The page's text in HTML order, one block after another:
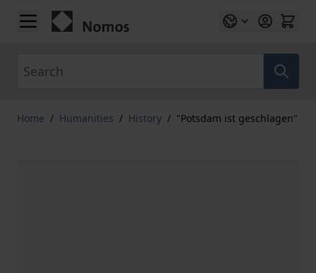
Skip to Content
Home / Humanities / History / "Potsdam ist geschlagen"